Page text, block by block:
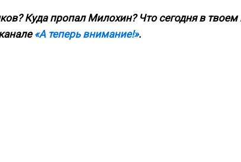
Куда пропал Милохин? Что сегодня в
«А теперь внимание!».